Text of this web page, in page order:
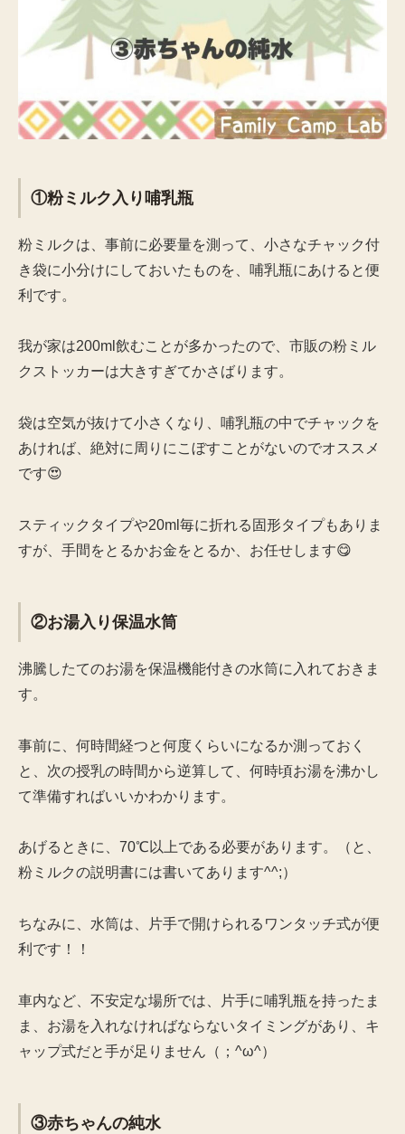
①粉ミルク入り哺乳瓶
粉ミルクは、事前に必要量を測って、小さなチャック付
き袋に小分けにしておいたものを、哺乳瓶にあけると便
利です。
我が家は200ml飲むことが多かったので、市販の粉ミル
クストッカーは大きすぎてかさばります。
袋は空気が抜けて小さくなり、哺乳瓶の中でチャックを
あければ、絶対に周りにこぼすことがないのでオススメ
です😍
スティックタイプや20ml毎に折れる固形タイプもありま
すが、手間をとるかお金をとるか、お任せします😋
②お湯入り保温水筒
沸騰したてのお湯を保温機能付きの水筒に入れておきま
す。
事前に、何時間経つと何度くらいになるか測っておく
と、次の授乳の時間から逆算して、何時頃お湯を沸かし
て準備すればいいかわかります。
あげるときに、70℃以上である必要があります。（と、
粉ミルクの説明書には書いてあります^^;）
ちなみに、水筒は、片手で開けられるワンタッチ式が便
利です！！
車内など、不安定な場所では、片手に哺乳瓶を持ったま
ま、お湯を入れなければならないタイミングがあり、キ
ャップ式だと手が足りません（；^ω^）
③赤ちゃんの純水